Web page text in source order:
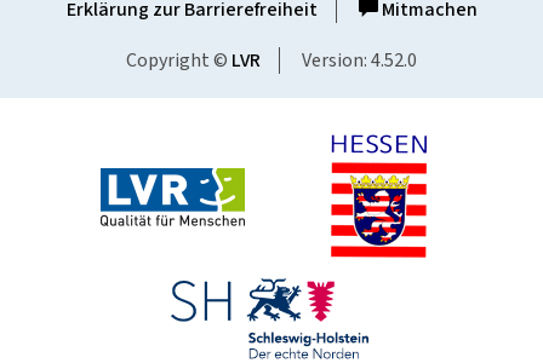
Erklärung zur Barrierefreiheit
Mitmachen
Copyright © LVR Version: 4.52.0